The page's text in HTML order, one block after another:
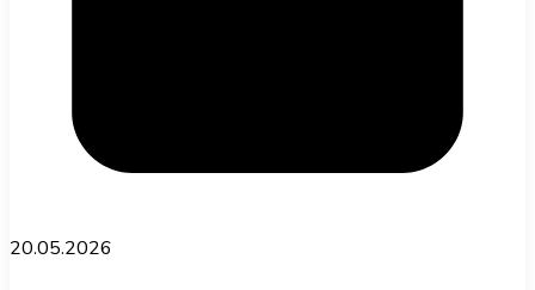
20.05.2026